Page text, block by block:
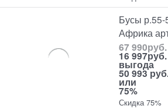
Бусы р.55-
Африка
67 990руб.
16 997руб.
выгода
50 993
или
75%
Скидка 75%